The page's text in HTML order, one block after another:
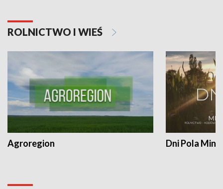
ROLNICTWO I WIEŚ
Agroregion Dni Pola